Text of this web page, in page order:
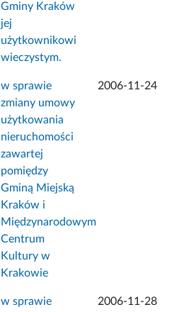
Gminy Kraków
jej
użytkownikowi
wieczystym.
w sprawie
zmiany umowy
użytkowania
nieruchomości
zawartej
pomiędzy
Gminą Miejską
Kraków i
Międzynarodowym
Centrum
Kultury w
Krakowie
2006-11-24
w sprawie 2006-11-28